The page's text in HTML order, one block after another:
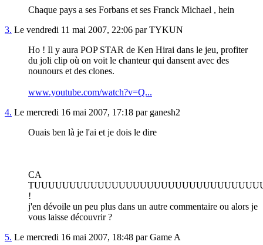
Chaque pays a ses Forbans et ses Franck Michael , hein
3. Le vendredi 11 mai 2007, 22:06 par TYKUN
Ho ! Il y aura POP STAR de Ken Hirai dans le jeu, profiter
du joli clip où on voit le chanteur qui dansent avec des
nounours et des clones.
www.youtube.com/watch?v=Q...
4. Le mercredi 16 mai 2007, 17:18 par ganesh2
Ouais ben là je l'ai et je dois le dire
CA
!
j'en dévoile un peu plus dans un autre commentaire ou alors je
vous laisse découvrir ?
5. Le mercredi 16 mai 2007, 18:48 par Game A